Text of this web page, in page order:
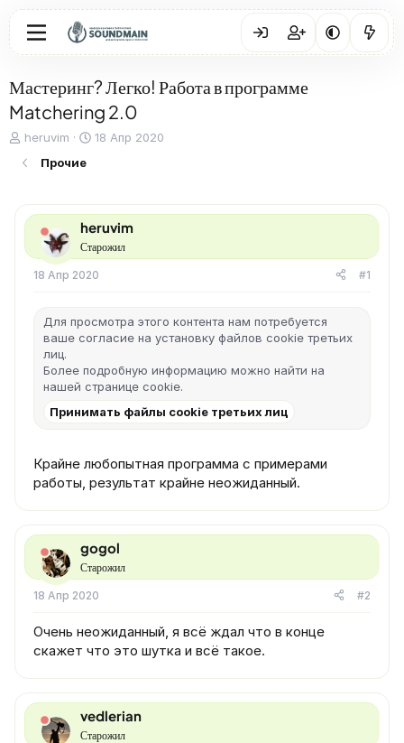
Мастеринг? Легко! Работа в программе
Matchering 2.0
А
т
р
т
м
heruvim
Д
н
а
ч
а
а
18 Апр 2020
Прочие
heruvim
Старожил
18 Апр 2020 #1
Для просмотра этого контента нам потребуется
ваше согласие на установку файлов cookie третьих
лиц.
Более подробную информацию можно найти на
нашей странице cookie.
Принимать файлы cookie третьих лиц
Крайне любопытная программа с примерами
работы, результат крайне неожиданный.
gogol
Старожил
18 Апр 2020 #2
Очень неожиданный, я всё ждал что в конце
скажет что это шутка и всё такое.
vedlerian
Старожил